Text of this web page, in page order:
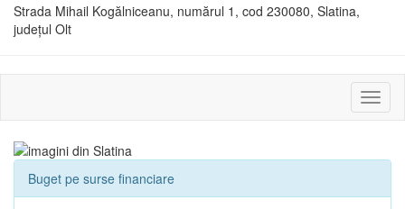
Strada Mihail Kogălniceanu, numărul 1, cod 230080, Slatina,
județul Olt
sau
Buget pe surse financiare